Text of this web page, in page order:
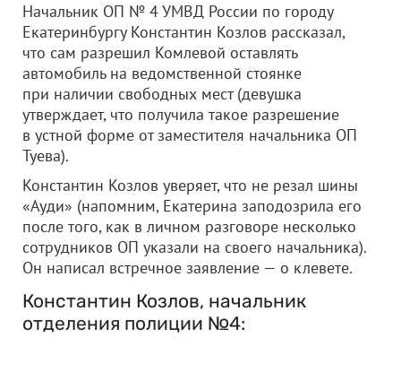
Начальник ОП № 4 УМВД России по городу
Екатеринбургу Константин Козлов рассказал,
что сам разрешил Комлевой оставлять
автомобиль на ведомственной стоянке
при наличии свободных мест (девушка
утверждает, что получила такое разрешение
в устной форме от заместителя начальника ОП
Туева).
Константин Козлов уверяет, что не резал шины
«Ауди» (напомним, Екатерина заподозрила его
после того, как в личном разговоре несколько
сотрудников ОП указали на своего начальника).
Он написал встречное заявление — о клевете.
Константин Козлов, начальник
отделения полиции №4: